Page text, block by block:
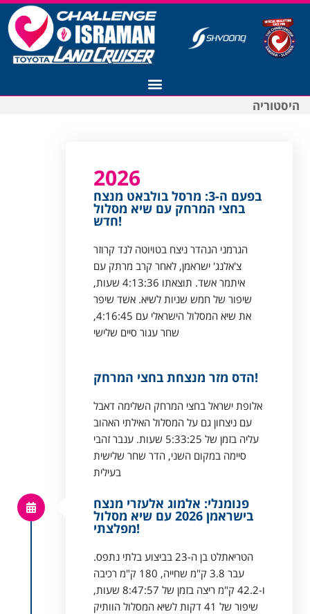
היסטוריה
2026
בפעם ה-3: מרסל בולבאט מנצח
בחצי המרחק עם שיא מסלול
חדש!
הגרמני הנהדר ניצח בטויוטה לנד קרוזר
צ'אלנג' ישראמן, לאחר קרב מרתק עם
איתמר אשד. תוצאתו 4:13:36 שעות,
שיפור של חמש שניות לשיא. אשד שיפר
את שיא המסלול הישראלי עם 4:16:45,
שחר עגור סיים שלישי
הדס מזר מנצחת בחצי המרחק!
אלופת ישראל בחצי המרחק השלימה דאבל
עם ניצחון גם על המסלול האילתי האהוב
עליה בזמן של 5:33:25 שעות. ענבר זהבי
סיימה במקום השני, הדר שחר שלישית
בעילית
פנומנלי: אלמוג אלעזרי מנצח
בישראמן 2026 עם שיא מסלול
מפלצתי!
הטריאתלט בן ה-23 בביצוע בלתי נתפס.
עבר 3.8 ק"מ שחייה, 180 ק"מ רכיבה
ו-42.2 ק"מ ריצה בזמן של 8:47:57 שעות,
שיפור של 41 דקות לשיא המסלול הוותיק